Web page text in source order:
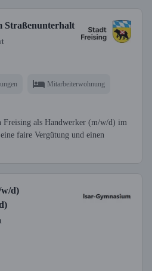
Straßenunterhalt
Mitarbeiterwohnung
Freising als Handwerker (m/w/d) im
faire Vergütung und einen
d)